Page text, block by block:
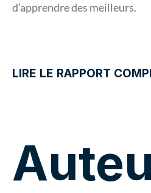
d’apprendre des meilleurs.
LIRE LE RAPPORT